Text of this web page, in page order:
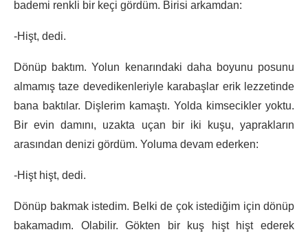
bademi renkli bir keçi gördüm. Birisi arkamdan:
-Hişt, dedi.
Dönüp baktım. Yolun kenarındaki daha boyunu posunu
almamış taze devedikenleriyle karabaşlar erik lezzetinde
bana baktılar. Dişlerim kamaştı. Yolda kimsecikler yoktu.
Bir evin damını, uzakta uçan bir iki kuşu, yaprakların
arasından denizi gördüm. Yoluma devam ederken:
-Hişt hişt, dedi.
Dönüp bakmak istedim. Belki de çok istediğim için dönüp
bakamadım. Olabilir. Gökten bir kuş hişt hişt ederek